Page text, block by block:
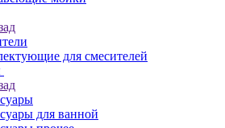
для смесителей
для ванной